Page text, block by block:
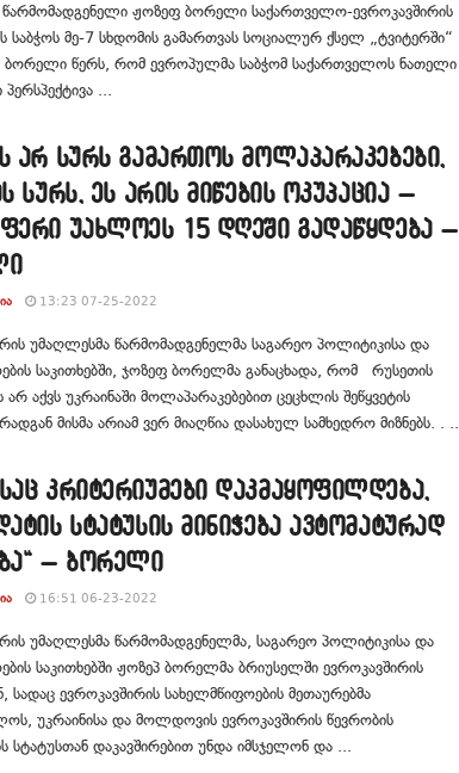
ჟოზეფ ბორელი საქართველო-ევროკავშირის
საბჭოს მე-7 სხდომის გამართვას სოციალურ ქსელ „ტვიტერში“
ბორელი წერს, რომ ევროპულმა საბჭომ საქართველოს ნათელი
...
არ სურს გამართოს მოლაპარაკებები,
სურს, ეს არის მიწების ოკუპაცია –
უახლოეს 15 დღეში გადაწყდება –
13:23 07-25-2022
უმაღლესმა წარმომადგენელმა საგარეო პოლიტიკისა და
საკითხებში, ჯოზეფ ბორელმა განაცხადა, რომ რუსეთის
აქვს უკრაინაში მოლაპარაკებებით ცეცხლის შეწყვეტის
მისმა არიამ ვერ მიაღწია დასახულ სამხედრო მიზნებს. . ...
კრიტერიუმები დაკმაყოფილდება,
სტატუსის მინიჭება ავტომატურად
– ბორელი
16:51 06-23-2022
უმაღლესმა წარმომადგენელმა, საგარეო პოლიტიკისა და
საკითხებში ჟოზეპ ბორელმა ბრიუსელში ევროკავშირის
სადაც ევროკავშირის სახელმწიფოების მეთაურებმა
უკრაინისა და მოლდოვის ევროკავშირის წევრობის
სტატუსთან დაკავშირებით უნდა იმსჯელონ და ...